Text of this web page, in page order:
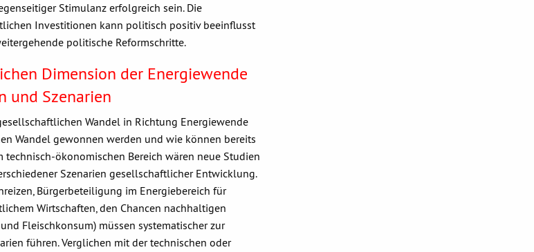
Stimulanz erfolgreich sein. Die
Investitionen kann politisch positiv beeinflusst
politische Reformschritte.
Dimension der Energiewende
und Szenarien
Wandel in Richtung Energiewende
Wandel gewonnen werden und wie können bereits
ökonomischen Bereich wären neue Studien
Szenarien gesellschaftlicher Entwicklung.
Bürgerbeteiligung im Energiebereich für
Wirtschaften, den Chancen nachhaltigen
Fleischkonsum) müssen systematischer zur
führen. Verglichen mit der technischen oder